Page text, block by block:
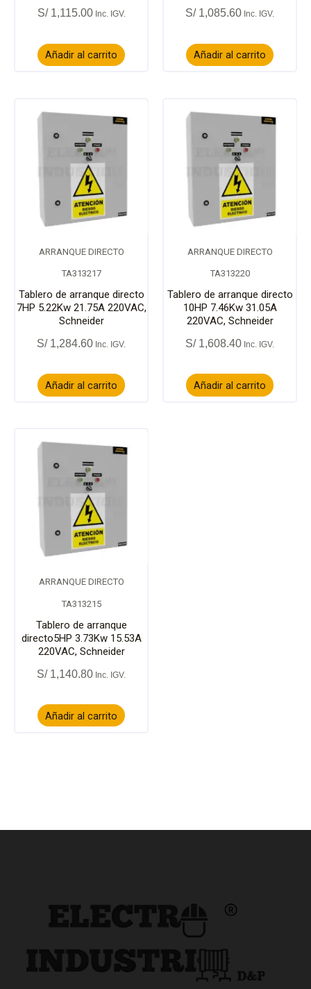
S/1,115.00
Añadir al carrito
S/1,085.60
Añadir al carrito
ARRANQUE DIRECTO
TA313217
Tablero de arranque directo
7HP 5.22Kw 21.75A 220VAC,
Schneider
S/1,284.60
Añadir al carrito
ARRANQUE DIRECTO
TA313220
Tablero de arranque directo
10HP 7.46Kw 31.05A
220VAC, Schneider
S/1,608.40
Añadir al carrito
ARRANQUE DIRECTO
TA313215
Tablero de arranque
directo5HP 3.73Kw 15.53A
220VAC, Schneider
S/1,140.80
Añadir al carrito